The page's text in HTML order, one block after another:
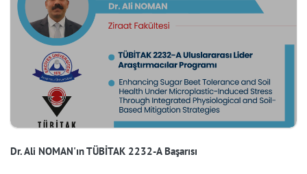
Dr. Ali NOMAN'ın TÜBİTAK 2232-A Başarısı